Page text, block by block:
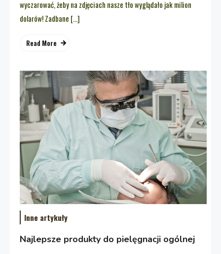
wyczarować, żeby na zdjęciach nasze tło wyglądało jak milion
dolarów! Zadbane […]
Read More
Inne artykuły
Najlepsze produkty do pielęgnacji ogólnej